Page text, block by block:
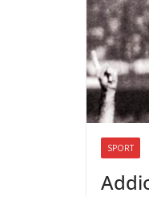
SPORT